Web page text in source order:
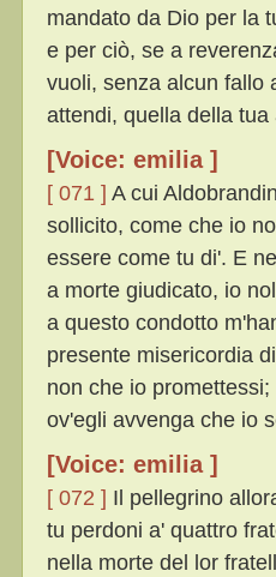
mandato da Dio per la
e per ciò, se a
vuoli, senza alcun fallo
attendi, quella della tua
[Voice: emilia ]
[ 071 ] A cui
sollicito, come che io
essere come tu di'. E
a morte giudicato, io
a questo condotto
presente misericordia
non che io
ov'egli avvenga che io
[Voice: emilia ]
[ 072 ] Il pellegrino
tu perdoni a' quattro
nella morte del lor